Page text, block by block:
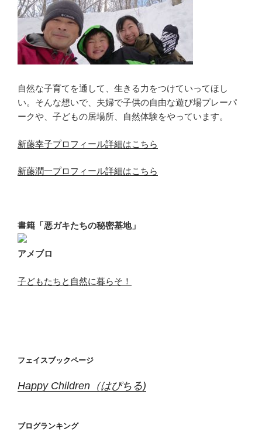
自然な子育てを通して、生きる力をつけていってほし
い。そんな想いで、夫婦で子供の自由な遊び場プレーパ
ークや、子どもの居場所、自然体験をやっています。
新藤幸子プロフィール詳細はこちら
新藤潤一プロフィール詳細はこちら
書籍「悪ガキたちの秘密基地」
アメブロ
子どもたちと自然に暮らそ！
フェイスブックページ
Happy Children（はぴちる)
ブログランキング